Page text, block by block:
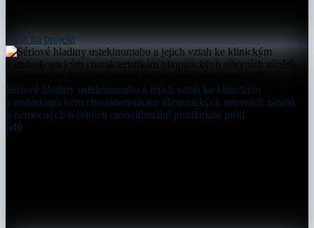
přejít na projekt
Sériové hladiny ustekinumabu a jejich vztah ke klinickým
a endoskopickým charakteristikám idiopatických střevních zánětů
u nemocných léčených monoklonální protilátkou proti
p40